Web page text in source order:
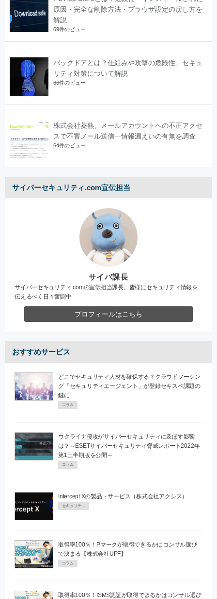
原因・完全な削除方法・ブラウザ設定の戻し方を
解説
69件のビュー
バックドアとは？仕組みや攻撃の危険性、セキュ
リティ対策について解説
66件のビュー
株式会社菱熱、メールアカウントへの不正アクセ
スで不審メール送信―情報漏えいの有無を調査
64件のビュー
サイバーセキュリティ.com宣伝担当
サイバ課長
サイバーセキュリティ.comの宣伝担当課長。皆様にセキュリティ情報を
伝えるべく日々奮闘中
プロフィールはこちら
おすすめサービス
どこでセキュリティ人材を確保する？クラウドソーシン
グ「セキュリティエージェント」が登録セキスペ課題の
鍵に
コラム
ウクライナ侵攻がサイバーセキュリティに及ぼす影響
は？～ESETサイバーセキュリティ脅威レポート2022年
第1三半期版を公開～
コラム
Intercept Xの製品・サービス（株式会社アクシス）
取得率100％！Pマークが取得できるかはコンサル選び
で決まる【株式会社UPF】
コラム
取得率100％！ISMS認証が取得できるかはコンサル選び